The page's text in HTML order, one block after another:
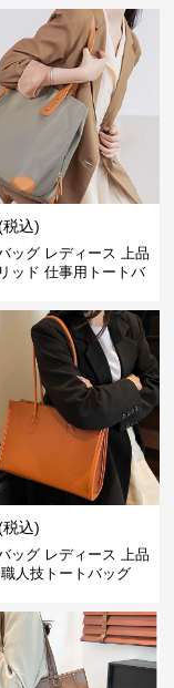
税込)
ッグ レディース 上品
ッド 仕事用トートバ
税込)
ッグ レディース 上品
人技トートバッグ